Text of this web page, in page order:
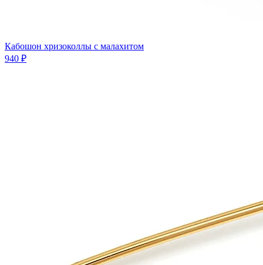
Кабошон хризоколлы с малахитом
940 ₽